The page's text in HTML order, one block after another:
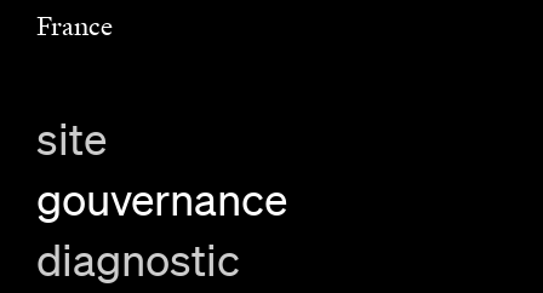
France
site
gouvernance
diagnostic